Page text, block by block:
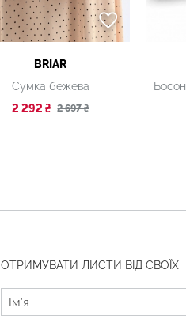
BRIAR
Сумка бежева
2 292 ₴
2 697 ₴
ОТРИМУВАТИ ЛИСТИ ВІД СВОЇХ